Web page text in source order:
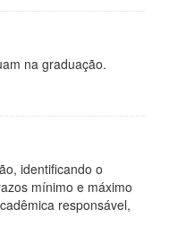
na graduação.
identificando o
mínimo e máximo
responsável,